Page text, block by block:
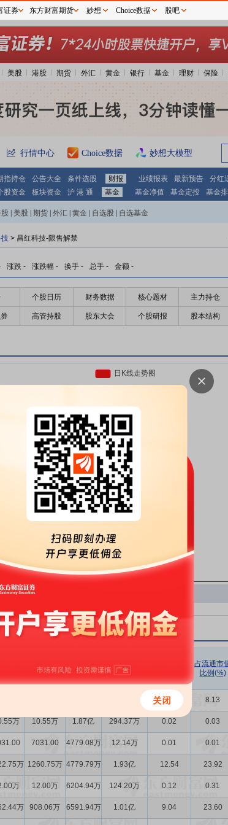
美股 港股 期货 外汇 黄金 银行 基金 理财 保险
行情中心 Choice数据 妙想大模型
指持仓 公告大全 条件选股 财报 业绩报表 最新预告 分红
股资金 板块资金 沪 港 通 基金 基金净值 基金定投 基金
美股 期货 外汇 黄金 自选股 自选基金
技 > 昌红科技-限售解禁
涨跌 - 涨跌幅 - 换手 - 总手 - 金额 -
个股日历 财务数据 核心题材 主力持仓
高管持股 股东大会 个股研报 股本结构
量(股)
量(股)
实际解禁市值
(元)
占流通市
比例(%)
5.63 8.13
万 10.55万 1.87亿 294.37万 0.02 0.03
7031.00 4779.08万 12.14万 0.01 0.01
万 1260.75万 4779.79万 1.93亿 12.54 23.92
万 12.00万 6204.94万 124.20万 0.12 0.31
万 908.06万 6591.94万 1.01亿 9.04 23.60
证券 东方财富期货 妙想 Choice数据 股吧